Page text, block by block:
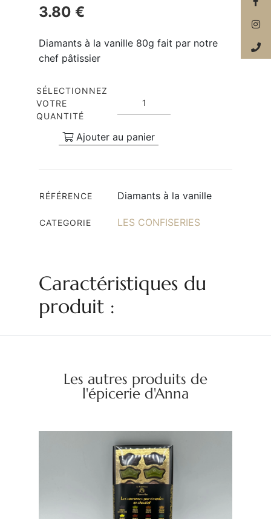
3.80 €
Diamants à la vanille 80g fait par notre
chef pâtissier
SÉLECTIONNEZ
VOTRE
QUANTITÉ
Ajouter au panier
RÉFÉRENCE Diamants à la vanille
CATEGORIE LES CONFISERIES
Caractéristiques du
produit :
Les autres produits de
l'épicerie d'Anna